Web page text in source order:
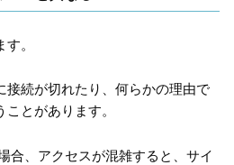
。
接続が切れたり、何らかの理由で
とがあります。
合、アクセスが混雑すると、サイ